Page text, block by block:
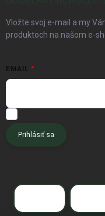
Vložte svoj e-mail a my
produktoch na našom e-
EMAIL
Prihlásiť sa